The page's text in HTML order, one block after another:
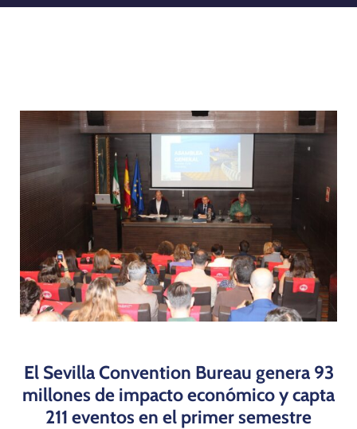
Programas
El Sevilla Convention Bureau genera 93
millones de impacto económico ycapta
211 eventos en el primer semestre